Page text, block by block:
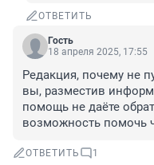
ОТВЕТИТЬ
Гость
18 апреля 2025, 17:55
Редакция, почему не
вы, разместив
помощь не даёте
возможность помочь
ОТВЕТИТЬ 1